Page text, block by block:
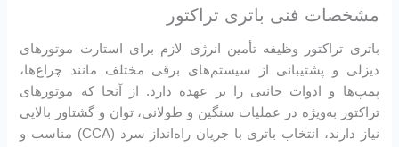
مشخصات فنی باتری تراکتور
باتری تراکتور وظیفه تأمین انرژی لازم برای استارت موتورهای
دیزلی و پشتیبانی از سیستم‌های برقی مختلف مانند چراغ‌ها،
پمپ‌ها و ادوات جانبی را بر عهده دارد. از آنجا که موتورهای
تراکتور به‌ویژه در عملیات سنگین و طولانی، توان و گشتاور بالایی
نیاز دارند، انتخاب باتری با جریان راه‌انداز سرد (CCA) مناسب و